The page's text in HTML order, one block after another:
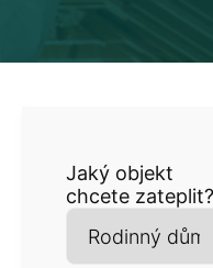
Jaký objekt
chcete zateplit?